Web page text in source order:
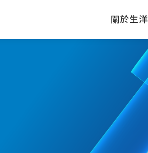
關於生洋